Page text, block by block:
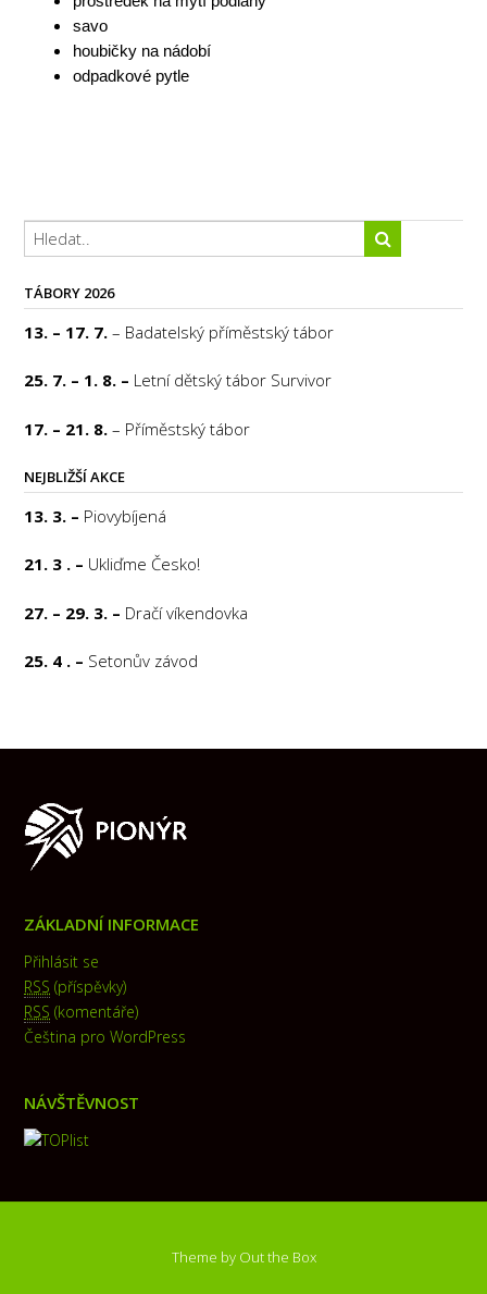
savo
houbičky na nádobí
odpadkové pytle
TÁBORY 2026
13. – 17. 7. – Badatelský příměstský tábor
25. 7. – 1. 8. – Letní dětský tábor Survivor
17. – 21. 8. – Příměstský tábor
NEJBLIŽŠÍ AKCE
13. 3. – Piovybíjená
21. 3 . – Ukliďme Česko!
27. – 29. 3. – Dračí víkendovka
25. 4 . – Setonův závod
ZÁKLADNÍ INFORMACE
Přihlásit se
RSS (příspěvky)
RSS (komentáře)
Čeština pro WordPress
NÁVŠTĚVNOST
Theme by Out the Box